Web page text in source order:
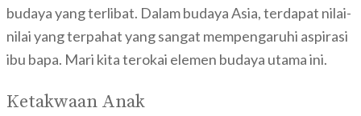
budaya yang terlibat. Dalam budaya Asia, terdapat nilai-
nilai yang terpahat yang sangat mempengaruhi aspirasi
ibu bapa. Mari kita terokai elemen budaya utama ini.
Ketakwaan Anak